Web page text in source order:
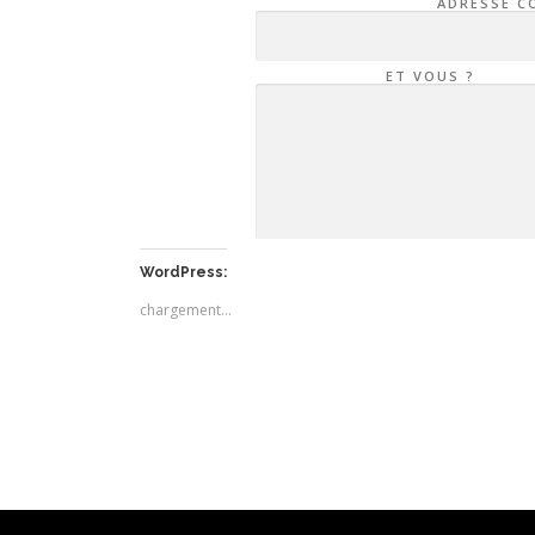
ET VOUS ?
WordPress:
chargement…